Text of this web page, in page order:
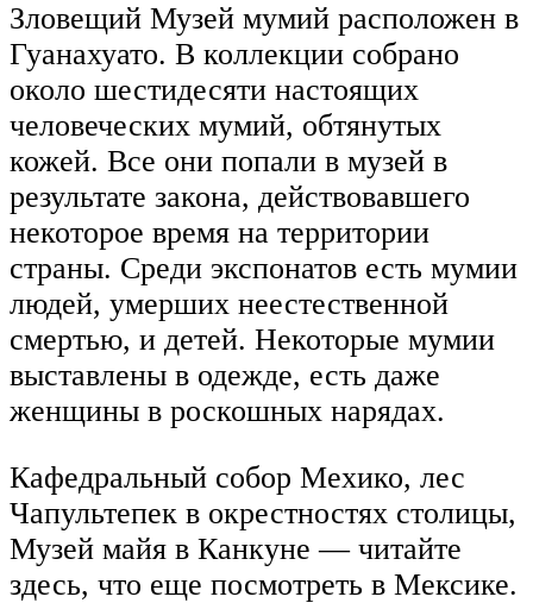
Зловещий Музей мумий расположен в
Гуанахуато. В коллекции собрано
около шестидесяти настоящих
человеческих мумий, обтянутых
кожей. Все они попали в музей в
результате закона, действовавшего
некоторое время на территории
страны. Среди экспонатов есть мумии
людей, умерших неестественной
смертью, и детей. Некоторые мумии
выставлены в одежде, есть даже
женщины в роскошных нарядах.
Кафедральный собор Мехико, лес
Чапультепек в окрестностях столицы,
Музей майя в Канкуне — читайте
здесь, что еще посмотреть в Мексике.